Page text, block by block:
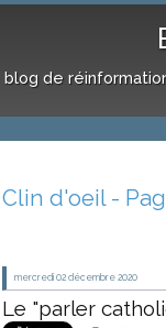
blog de
Clin d'oeil -
mercredi 02 décembre 2020
Le "parler